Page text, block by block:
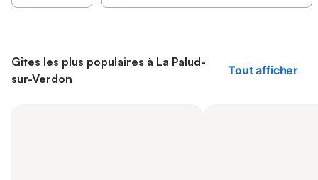
Gîtes les plus populaires à La Palud-
sur-Verdon
Tout afficher